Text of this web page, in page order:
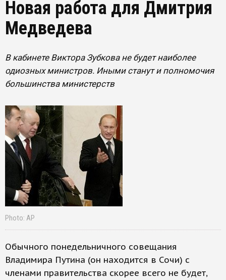
Новая работа для Дмитрия
Медведева
В кабинете Виктора Зубкова не будет наиболее
одиозных министров. Иными станут и полномочия
большинства министерств
Photo: AP
Обычного понедельничного совещания
Владимира Путина (он находится в Сочи) с
членами правительства скорее всего не будет,